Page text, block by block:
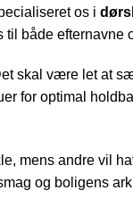
os i
efternavne
skal være let at
for optimal
mens andre vil
og boligens